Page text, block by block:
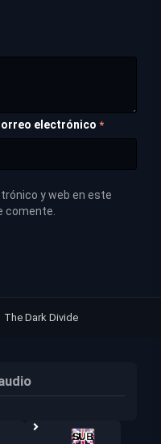
electrónico *
y web en este
comente.
The Dark Divide